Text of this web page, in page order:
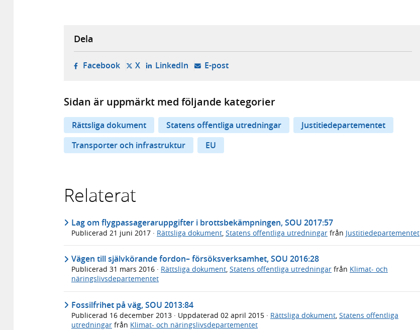
Dela
Facebook- öppnas i ny flik, extern webbplats,
X- öppnas i ny flik, extern webbplats,
LinkedIn- öppnas i ny flik, extern webbplats,
E-post- öppnar din e-postklient,
Sidan är uppmärkt med följande kategorier
Rättsliga dokument Statens offentliga utredningar
Justitiedepartementet
Transporter och infrastruktur
EU
Relaterat
Lag om flygpassageraruppgifter i brottsbekämpningen, SOU 2017:57
Publicerad 21 juni 2017 · Rättsliga dokument Statens offentliga utredningar från Justitiedepartementet
Vägen till självkörande fordon– försöksverksamhet, SOU 2016:28
Publicerad 31 mars 2016 · Rättsliga dokument, Statens offentliga utredningar från Klimat- och
näringslivsdepartementet
Fossilfrihet på väg, SOU 2013:84
Publicerad 16 december 2013 · Uppdaterad 02 april 2015 · Rättsliga dokument, Statens offentliga
utredningar från Klimat- och näringslivsdepartementet